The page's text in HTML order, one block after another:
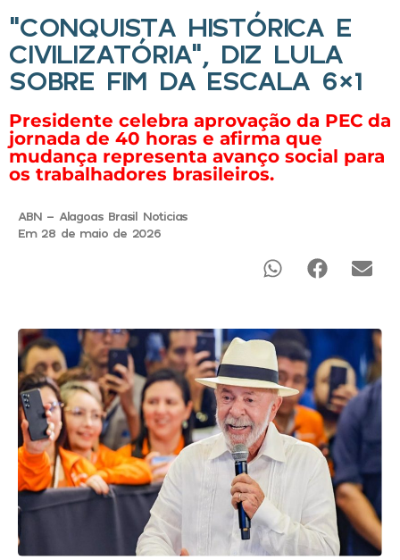
“CONQUISTA HISTÓRICA E
CIVILIZATÓRIA”, DIZ LULA
SOBRE FIM DA ESCALA 6×1
Presidente celebra aprovação da PEC da
jornada de 40 horas e afirma que
mudança representa avanço social para
os trabalhadores brasileiros.
ABN - Alagoas Brasil Noticias
Em 28 de maio de 2026